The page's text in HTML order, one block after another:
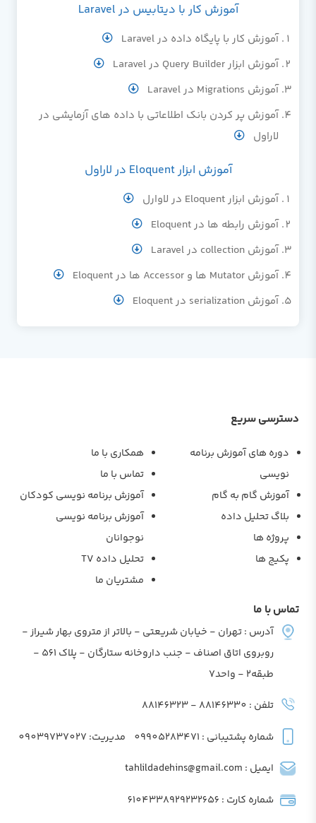
آموزش کار با دیتابیس در Laravel
آموزش کار با پایگاه داده در Laravel
آموزش ابزار Query Builder در Laravel
آموزش Migrations در Laravel
آموزش پر کردن بانک اطلاعاتی با داده های آزمایشی در
لاراول
آموزش ابزار Eloquent در لاراول
آموزش ابزار Eloquent در لاوارل
آموزش رابطه ها در Eloquent
آموزش collection در Laravel
آموزش Mutator ها و Accessor ها در Eloquent
آموزش serialization در Eloquent
دسترسی سریع
دوره های آموزش برنامه
نویسی
آموزش گام به گام
بلاگ تحلیل داده
پروژه ها
پکیج ها
همکاری با ما
تماس با ما
آموزش برنامه نویسی کودکان
آموزش برنامه نویسی
نوجوانان
تحلیل داده TV
مشتریان ما
تماس با ما
آدرس : تهران - خیابان شریعتی - بالاتر از متروی بهار شیراز -
روبروی اتاق اصناف - جنب داروخانه ستارگان - پلاک 561 -
طبقه2 - واحد7
تلفن : 88146330 - 88146323
شماره پشتیبانی : 09905283471 مدیریت: 09039737027
ایمیل : tahlildadehins@gmail.com
شماره کارت : 6104338929232656